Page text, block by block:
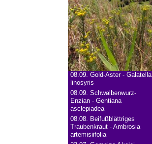
08.09. Gold-Aster - Galatella
linosyris
08.09. Schwalbenwurz-
Enzian - Gentiana
asclepiadea
08.08. Beifußblättriges
Traubenkraut - Ambrosia
artemisiifolia